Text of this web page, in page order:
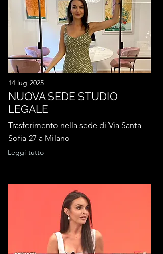
14 lug 2025
NUOVA SEDE STUDIO
LEGALE
Trasferimento nella sede di Via Santa
Sofia 27 a Milano
Leggi tutto